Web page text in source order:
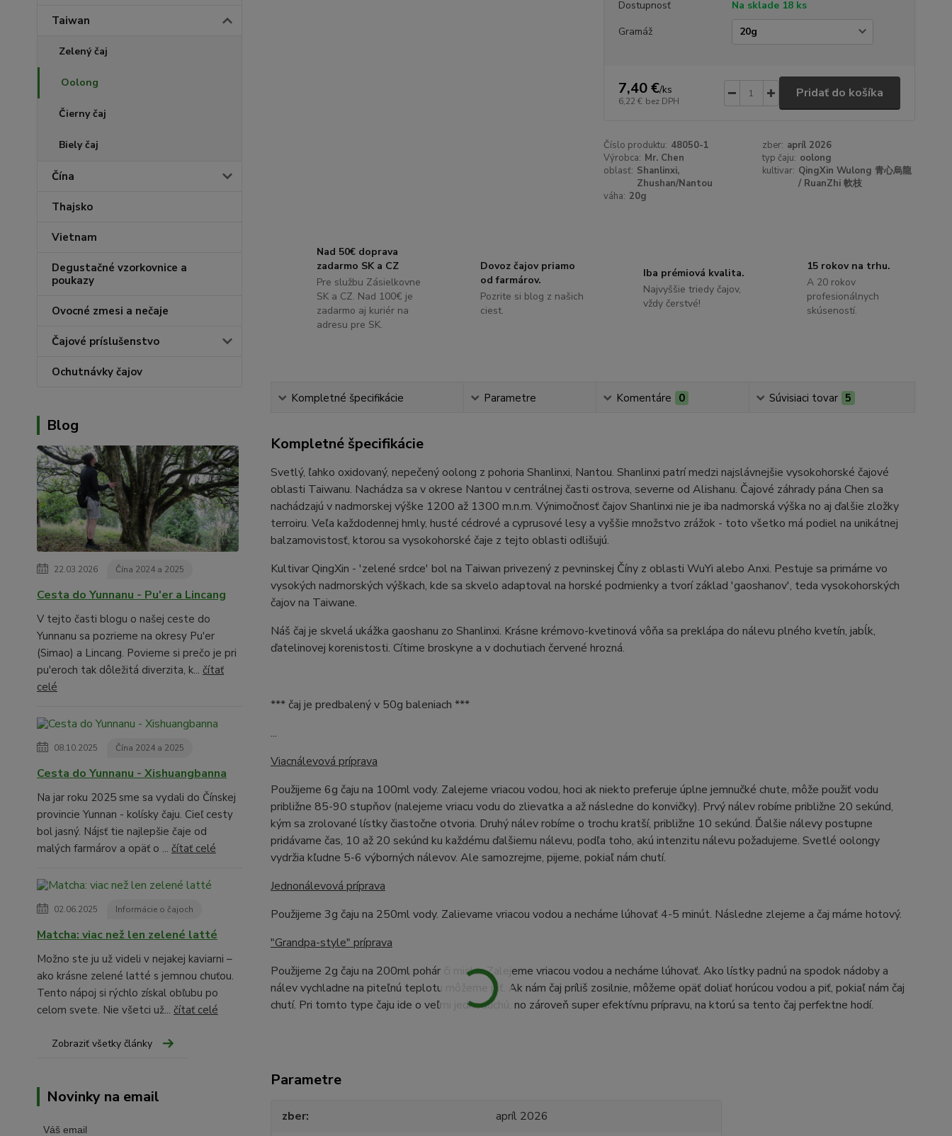
Taiwan
Zelený čaj
Oolong
Čierny čaj
Biely čaj
Čína
Thajsko
Vietnam
Degustačné vzorkovnice a
poukazy
Ovocné zmesi a nečaje
Čajové príslušenstvo
Ochutnávky čajov
Blog
22.03.2026 Čína 2024 a 2025
Cesta do Yunnanu - Pu'er a Lincang
V tejto časti blogu o našej ceste do
Yunnanu sa pozrieme na okresy Pu'er
(Simao) a Lincang. Povieme si prečo je pri
pu'eroch tak dôležitá diverzita, k... čítať
celé
08.10.2025 Čína 2024 a 2025
Cesta do Yunnanu - Xishuangbanna
Na jar roku 2025 sme sa vydali do Čínskej
provincie Yunnan - kolísky čaju. Cieľ cesty
bol jasný. Nájsť tie najlepšie čaje od
malých farmárov a opäť o ... čítať celé
02.06.2025 Informácie o čajoch
Matcha: viac než len zelené latté
Možno ste ju už videli v nejakej kaviarni –
ako krásne zelené latté s jemnou chuťou.
Tento nápoj si rýchlo získal obľubu po
celom svete. Nie všetci už... čítať celé
Zobraziť všetky články
Novinky na email
Váš email
Dostupnosť
Na sklade 18 ks
Gramáž
7,40 €/ks
6,22 € bez DPH
Pridať do košíka
Číslo produktu: 48050-1 zber: apríl 2026
Výrobca: Mr. Chen typ čaju: oolong
oblasť: Shanlinxi,
Zhushan/Nantou
kultivar: QingXin Wulong 青心烏龍
/ RuanZhi 軟枝
váha: 20g
Nad 50€ doprava
zadarmo SK a CZ
Pre službu Zásielkovne
SK a CZ. Nad 100€ je
zadarmo aj kuriér na
adresu pre SK.
Dovoz čajov priamo
od farmárov.
Pozrite si blog z našich
ciest.
Iba prémiová kvalita.
Najvyššie triedy čajov,
vždy čerstvé!
15 rokov na trhu.
A 20 rokov
profesionálnych
skúseností.
Kompletné špecifikácie Parametre Komentáre 0 Súvisiaci tovar 5
Kompletné špecifikácie
Svetlý, ľahko oxidovaný, nepečený oolong z pohoria Shanlinxi, Nantou. Shanlinxi patrí medzi najslávnejšie vysokohorské čajové
oblasti Taiwanu. Nachádza sa v okrese Nantou v centrálnej časti ostrova, severne od Alishanu. Čajové záhrady pána Chen sa
nachádzajú v nadmorskej výške 1200 až 1300 m.n.m. Výnimočnosť čajov Shanlinxi nie je iba nadmorská výška no aj ďalšie zložky
terroiru. Veľa každodennej hmly, husté cédrové a cyprusové lesy a vyššie množstvo zrážok - toto všetko má podiel na unikátnej
balzamovistosť, ktorou sa vysokohorské čaje z tejto oblasti odlišujú.
Kultivar QingXin - 'zelené srdce' bol na Taiwan privezený z pevninskej Číny z oblasti WuYi alebo Anxi. Pestuje sa primárne vo
vysokých nadmorských výškach, kde sa skvelo adaptoval na horské podmienky a tvorí základ 'gaoshanov', teda vysokohorských
čajov na Taiwane.
Náš čaj je skvelá ukážka gaoshanu zo Shanlinxi. Krásne krémovo-kvetinová vôňa sa preklápa do nálevu plného kvetín, jabĺk,
ďatelinovej korenistosti. Cítime broskyne a v dochutiach červené hrozná.
*** čaj je predbalený v 50g baleniach ***
...
Viacnálevová príprava
Použijeme 6g čaju na 100ml vody. Zalejeme vriacou vodou, hoci ak niekto preferuje úplne jemnučké chute, môže použiť vodu
približne 85-90 stupňov (nalejeme vriacu vodu do zlievatka a až následne do konvičky). Prvý nálev robíme približne 20 sekúnd,
kým sa zrolované lístky čiastočne otvoria. Druhý nálev robíme o trochu kratší, približne 10 sekúnd. Ďalšie nálevy postupne
pridávame čas, 10 až 20 sekúnd ku každému ďalšiemu nálevu, podľa toho, akú intenzitu nálevu požadujeme. Svetlé oolongy
vydržia kľudne 5-6 výborných nálevov. Ale samozrejme, pijeme, pokiaľ nám chutí.
Jednonálevová príprava
Použijeme 3g čaju na 250ml vody. Zalievame vriacou vodou a necháme lúhovať 4-5 minút. Následne zlejeme a čaj máme hotový.
"Grandpa-style" príprava
Použijeme 2g čaju na 200ml pohár či misku. Zalejeme vriacou vodou a necháme lúhovať. Ako lístky padnú na spodok nádoby a
nálev vychladne na piteľnú teplotu môžeme piť. Ak nám čaj príliš zosilnie, môžeme opäť doliať horúcou vodou a piť, pokiaľ nám čaj
chutí. Pri tomto type čaju ide o veľmi jednoduchú, no zároveň super efektívnu prípravu, na ktorú sa tento čaj perfektne hodí.
Parametre
zber
apríl 2026